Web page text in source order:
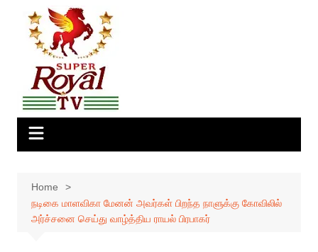
content
Home
நடிகை மாளவிகா மேனன் அவர்கள் பிறந்த நாளுக்கு கோவிலில்
அர்ச்சனை செய்து வாழ்த்திய ராயல் பிரபாகர்